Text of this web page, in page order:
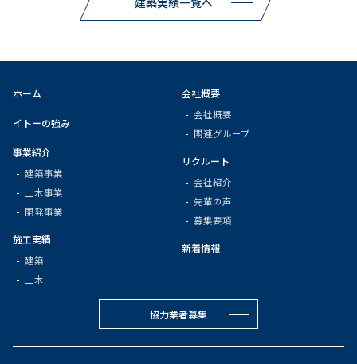
ホーム
イトーの強み
事業紹介
建築事業
土木事業
開発事業
施工実績
建築
土木
会社概要
会社概要
関連グループ
リクルート
会社紹介
先輩の声
募集要項
新着情報
協力業者募集